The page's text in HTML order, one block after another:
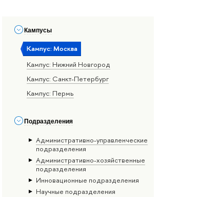
Кампусы
Кампус: Москва
Кампус: Нижний Новгород
Кампус: Санкт-Петербург
Кампус: Пермь
Подразделения
Административно-управленческие
подразделения
Административно-хозяйственные
подразделения
Инновационные подразделения
Научные подразделения